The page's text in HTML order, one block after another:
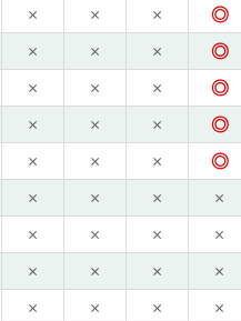
× × × ◎
× × × ◎
× × × ◎
× × × ◎
× × × ◎
× × × ×
× × × ×
× × × ×
× × × ×